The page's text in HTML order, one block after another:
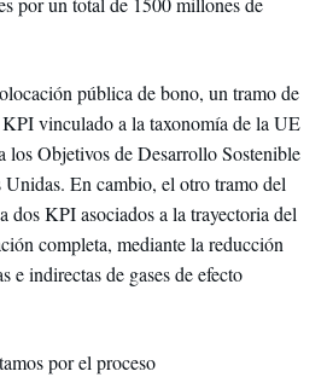
pública de bono, un tramo de
vinculado a la taxonomía de la UE
Objetivos de Desarrollo Sostenible
En cambio, el otro tramo del
dos KPI asociados a la trayectoria del
completa, mediante la reducción
e indirectas de gases de efecto
por el proceso